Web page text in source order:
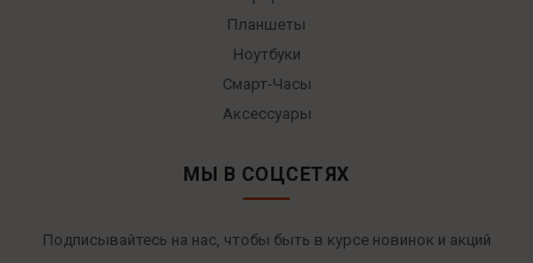
Планшеты
Ноутбуки
Смарт-Часы
Аксессуары
МЫ В СОЦСЕТЯХ
Подписывайтесь на нас, чтобы быть в курсе новинок и акций